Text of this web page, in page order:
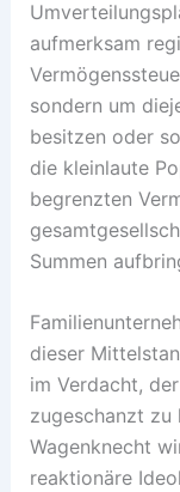
aufmerksam
sondern um
besitzen oder
die kleinlaute
begrenzten
Summen
dieser
im Verdacht,
zugeschanzt zu
Wagenknecht
reaktionäre